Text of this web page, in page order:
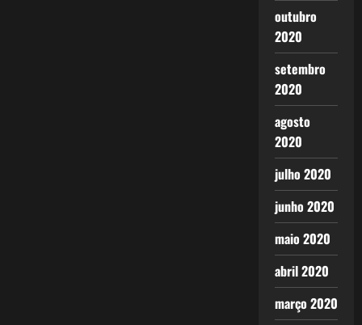
outubro
2020
setembro
2020
agosto
2020
julho 2020
junho 2020
maio 2020
abril 2020
março 2020